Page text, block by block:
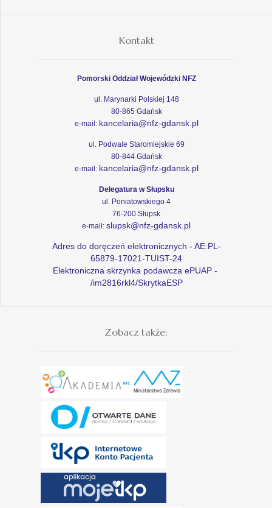
Kontakt
Pomorski Oddział Wojewódzki NFZ
ul. Marynarki Polskiej 148
80-865 Gdańsk
e-mail: kancelaria@nfz-gdansk.pl
ul. Podwale Staromiejskie 69
80-844 Gdańsk
e-mail: kancelaria@nfz-gdansk.pl
Delegatura w Słupsku
ul. Poniatowskiego 4
76-200 Słupsk
e-mail: slupsk@nfz-gdansk.pl
Adres do doręczeń elektronicznych - AE:PL-
65879-17021-TUIST-24
Elektroniczna skrzynka podawcza ePUAP -
/im2816rkl4/SkrytkaESP
Zobacz także: